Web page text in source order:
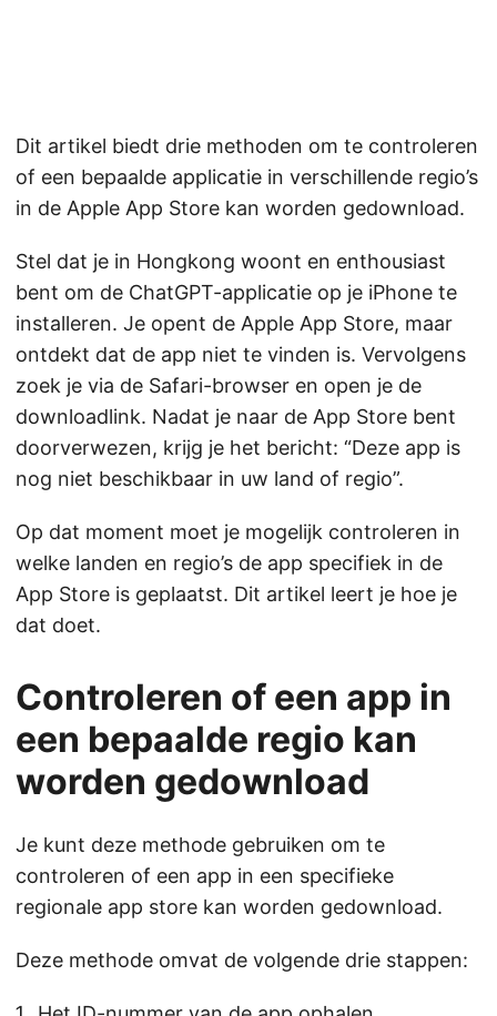
Dit artikel biedt drie methoden om te controleren
of een bepaalde applicatie in verschillende regio’s
in de Apple App Store kan worden gedownload.
Stel dat je in Hongkong woont en enthousiast
bent om de ChatGPT-applicatie op je iPhone te
installeren. Je opent de Apple App Store, maar
ontdekt dat de app niet te vinden is. Vervolgens
zoek je via de Safari-browser en open je de
downloadlink. Nadat je naar de App Store bent
doorverwezen, krijg je het bericht: “Deze app is
nog niet beschikbaar in uw land of regio”.
Op dat moment moet je mogelijk controleren in
welke landen en regio’s de app specifiek in de
App Store is geplaatst. Dit artikel leert je hoe je
dat doet.
Controleren of een app in
een bepaalde regio kan
worden gedownload
Je kunt deze methode gebruiken om te
controleren of een app in een specifieke
regionale app store kan worden gedownload.
Deze methode omvat de volgende drie stappen: